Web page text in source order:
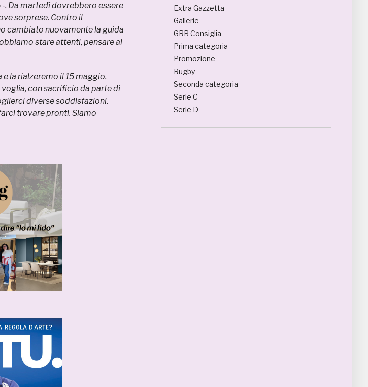
-. Da martedì dovrebbero essere
sorprese. Contro il
cambiato nuovamente la guida
stare attenti, pensare al
la rialzeremo il 15 maggio.
con sacrificio da parte di
diverse soddisfazioni.
trovare pronti. Siamo
Extra Gazzetta
Gallerie
GRB Consiglia
Prima categoria
Promozione
Rugby
Seconda categoria
Serie C
Serie D